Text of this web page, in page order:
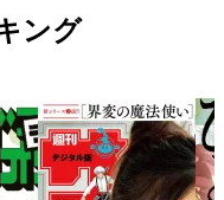
ング